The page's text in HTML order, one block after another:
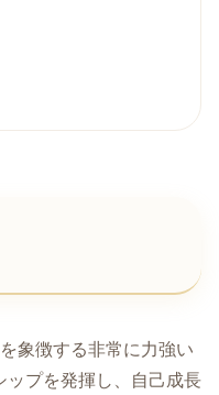
を象徴する非常に力強い
ップを発揮し、自己成長